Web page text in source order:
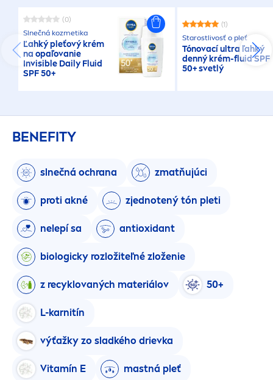
(0)
Slnečná kozmetika
Ľahký pleťový krém
na opaľovanie
Invisible Daily Fluid
SPF 50+
(1)
Starostlivosť o pleť
Tónovací ultra ľahký
denný krém-fluid SPF
50+ svetlý
BENEFITY
slnečná ochrana zmatňujúci
proti akné zjednotený tón pleti
nelepí sa antioxidant
biologicky rozložiteľné zloženie
z recyklovaných materiálov 50+
L-karnitín
výťažky zo sladkého drievka
Vitamín E mastná pleť